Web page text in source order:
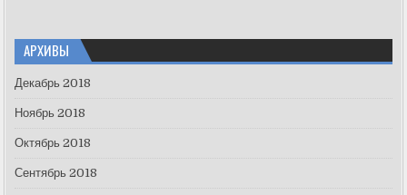
АРХИВЫ
Декабрь 2018
Ноябрь 2018
Октябрь 2018
Сентябрь 2018